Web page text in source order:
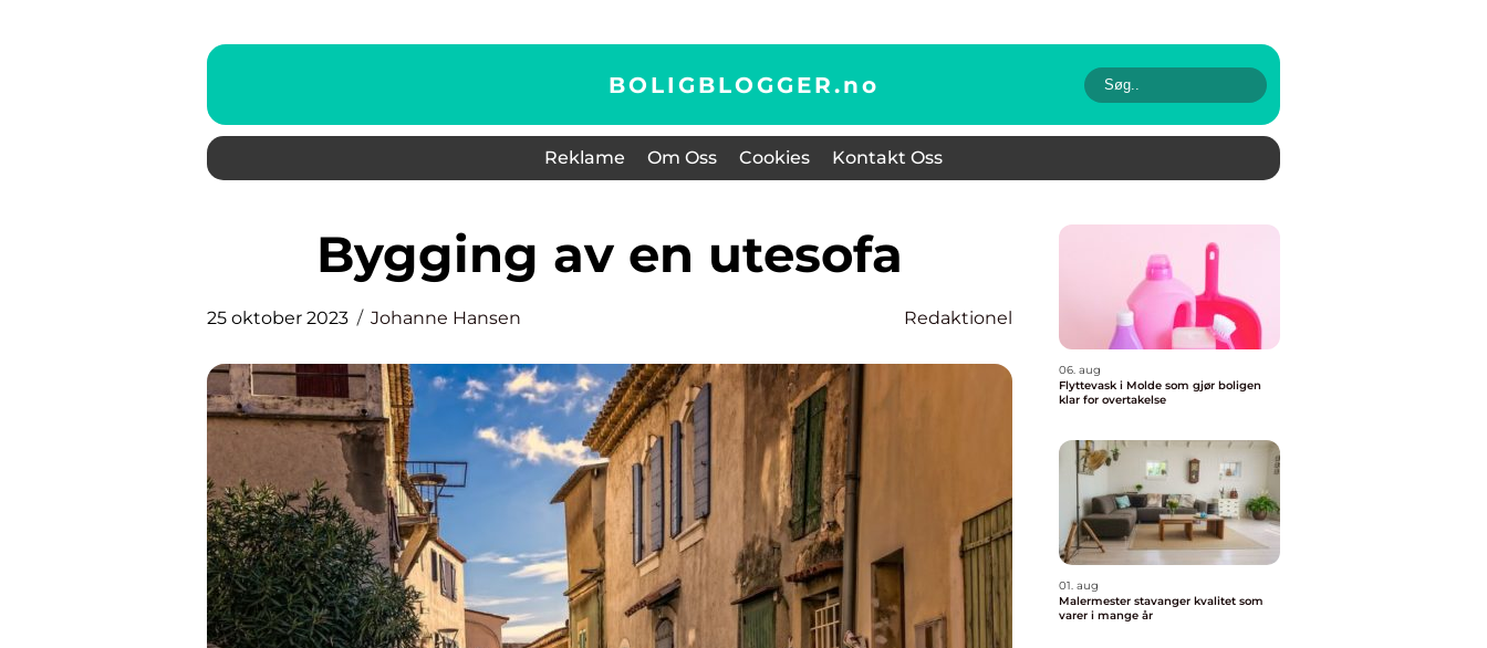
BOLIGBLOGGER.no
Reklame Om Oss Cookies Kontakt Oss
Bygging av en utesofa
25 oktober 2023 Johanne Hansen Redaktionel
06. aug
Flyttevask i Molde som gjør boligen
klar for overtakelse
01. aug
Malermester stavanger kvalitet som
varer i mange år